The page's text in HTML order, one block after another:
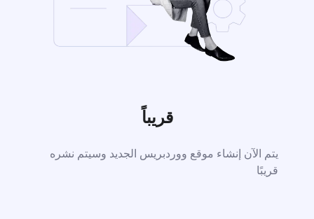
قريباً
يتم الآن إنشاء موقع ووردبريس الجديد وسيتم نشره
قريبًا